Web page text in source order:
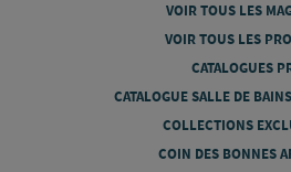
VOIR TOUS LES
VOIR TOUS LES
CATALOGUES
CATALOGUE SALLE DE
COLLECTIONS
COIN DES BONNES